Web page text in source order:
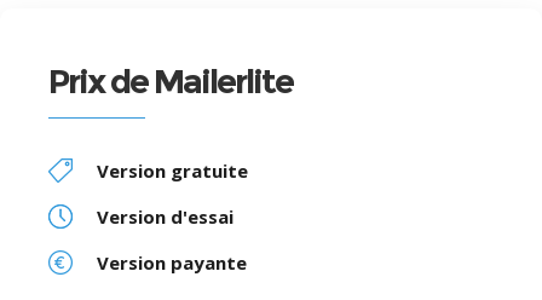
Prix de Mailerlite
Version gratuite
Version d'essai
Version payante